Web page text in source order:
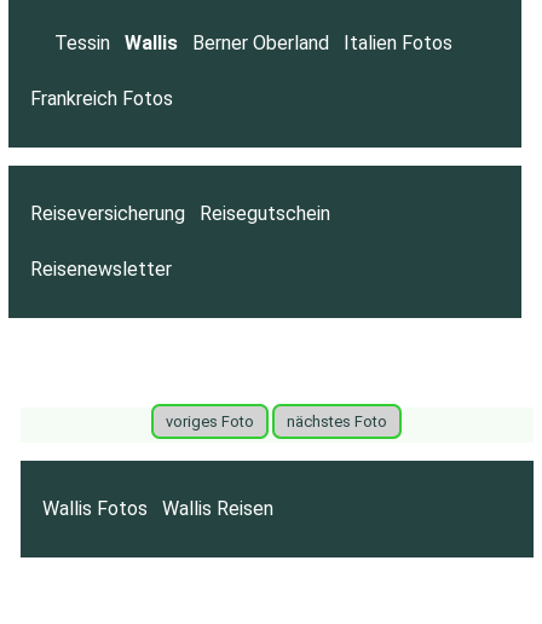
Tessin Wallis Berner Oberland Italien Fotos
Frankreich Fotos
Reiseversicherung Reisegutschein
Reisenewsletter
voriges Foto nächstes Foto
Wallis Fotos Wallis Reisen